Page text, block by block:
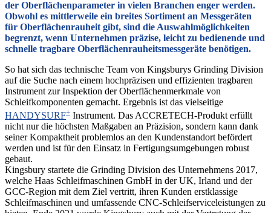
der Oberflächenparameter in vielen Branchen enger werden.
Obwohl es mittlerweile ein breites Sortiment an Messgeräten
für Oberflächenrauheit gibt, sind die Auswahlmöglichkeiten
begrenzt, wenn Unternehmen präzise, leicht zu bedienende und
schnelle tragbare Oberflächenrauheitsmessgeräte benötigen.
So hat sich das technische Team von Kingsburys Grinding Division
auf die Suche nach einem hochpräzisen und effizienten tragbaren
Instrument zur Inspektion der Oberflächenmerkmale von
Schleifkomponenten gemacht. Ergebnis ist das vielseitige
HANDYSURF+ Instrument. Das ACCRETECH-Produkt erfüllt
nicht nur die höchsten Maßgaben an Präzision, sondern kann dank
seiner Kompaktheit problemlos an den Kundenstandort befördert
werden und ist für den Einsatz in Fertigungsumgebungen robust
gebaut.
Kingsbury startete die Grinding Division des Unternehmens 2017,
welche Haas Schleifmaschinen GmbH in der UK, Irland und der
GCC-Region mit dem Ziel vertritt, ihren Kunden erstklassige
Schleifmaschinen und umfassende CNC-Schleifserviceleistungen zu